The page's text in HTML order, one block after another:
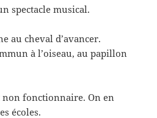
spectacle musical.
au cheval d’avancer.
à l’oiseau, au papillon
fonctionnaire. On en
écoles.